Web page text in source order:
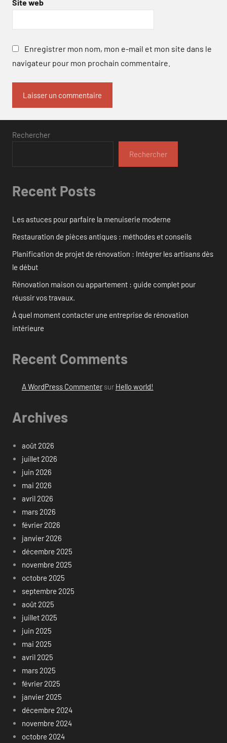
Site web
Enregistrer mon nom, mon e-mail et mon site dans le
navigateur pour mon prochain commentaire.
Rechercher
Rechercher
Recent Posts
Les astuces pour parfaire la menuiserie moderne
Restauration de pièces antiques : méthodes et conseils
Planification de projet de rénovation : Intégrer les artisans dès
le début
Rénovation maison ou appartement : guide complet pour
réussir vos travaux.
À quel moment contacter une entreprise de rénovation
intérieure
Recent Comments
A WordPress Commentersur Hello world!
Archives
août 2026
juillet 2026
juin 2026
mai 2026
avril 2026
mars 2026
février 2026
janvier 2026
décembre 2025
novembre 2025
octobre 2025
septembre 2025
août 2025
juillet 2025
juin 2025
mai 2025
avril 2025
mars 2025
février 2025
janvier 2025
décembre 2024
novembre 2024
octobre 2024